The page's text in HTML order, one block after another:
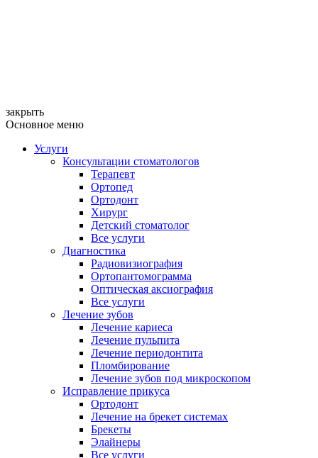
закрыть
Основное меню
Услуги
Консультации стоматологов
Терапевт
Ортопед
Ортодонт
Хирург
Детский стоматолог
Все услуги
Диагностика
Радиовизиография
Ортопантомограмма
Оптическая аксиография
Все услуги
Лечение зубов
Лечение кариеса
Лечение пульпита
Лечение периодонтита
Пломбирование
Лечение зубов под микроскопом
Исправление прикуса
Ортодонт
Лечение на брекет системах
Брекеты
Элайнеры
Все услуги